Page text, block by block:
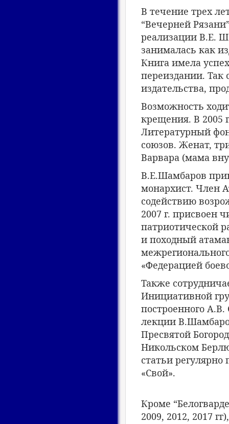
В течение трех
“Вечерней
реализации В.Е.
занималась как
Книга имела
переиздании. Так
издательства,
Возможность
крещения. В 2005
Литературный
союзов. Женат,
Варвара (мама
В.Е.Шамбаров
монархист. Член
содействию
2007 г. присвоен
патриотической
и походный
«Федерацией
Также
Инициативной
построенного
лекции
Пресвятой
Никольском
статьи
«Свой».
Кроме
2009, 2012, 2017